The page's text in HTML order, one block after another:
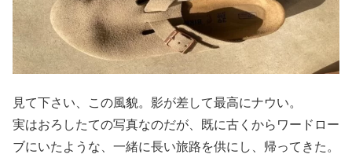
見て下さい、この風貌。影が差して最高にナウい。
実はおろしたての写真なのだが、既に古くからワードロー
ブにいたような、一緒に長い旅路を供にし、帰ってきた。